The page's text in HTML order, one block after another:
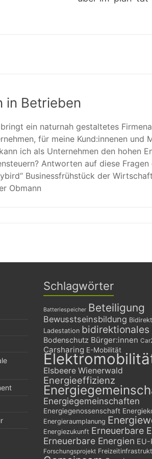
in Betrieben
ein naturnah gestaltetes
für meine Kund:innenen und
ich als Unternehmen den hohen
Antworten auf diese Fragen
Businessfrühstück der
Obmann
Schlagwörter
Batteriespeicher Beteiligung
Bewusstseinsbildung
Ladestation bidirektionales
Bodenschutz Bürger:innen
Carsharing E-Mobilität
Elsbeere Wienerwald
Energieeffizienz
Energiegemeinschaften
Energiegenossenschaft
Energieraumplanung
Energiezukunft Erneuerbare
Erneuerbare Energien EU-
Forschungsprojekt